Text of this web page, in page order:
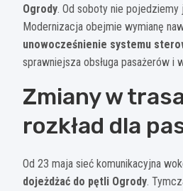
Ogrody. Od soboty nie
Modernizacja obejmie wymianę
unowocześnienie systemu
sprawniejsza obsługa pasażerów i
Zmiany w
rozkład dla
Od 23 maja sieć komunikacyjna
dojeżdżać do pętli Ogrody.